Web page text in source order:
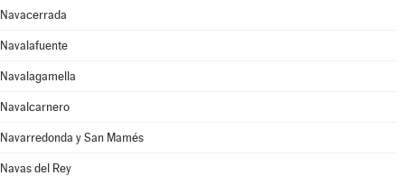
Navacerrada
Navalafuente
Navalagamella
Navalcarnero
Navarredonda y San Mamés
Navas del Rey